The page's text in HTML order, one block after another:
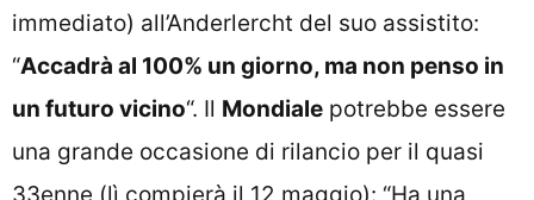
immediato) all’Anderlercht del suo assistito:
“Accadrà al 100% un giorno, ma non penso in
un futuro vicino“. Il Mondiale potrebbe essere
una grande occasione di rilancio per il quasi